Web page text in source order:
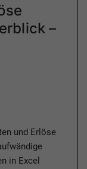
–
und Erlöse
in Excel